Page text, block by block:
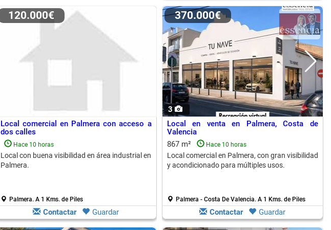
120.000€
Local comercial en Palmera con acceso a
dos calles
Hace 10 horas
Local con buena visibilidad en área industrial en
Palmera.
Palmera. A 1 Kms. de Piles
Contactar Guardar
3
370.000€
Local en venta en Palmera, Costa de
Valencia
867 m²
Hace 10 horas
Local comercial en Palmera, con gran visibilidad
y acondicionado para múltiples usos.
Palmera - Costa De Valencia. A 1 Kms. de Piles
Contactar Guardar